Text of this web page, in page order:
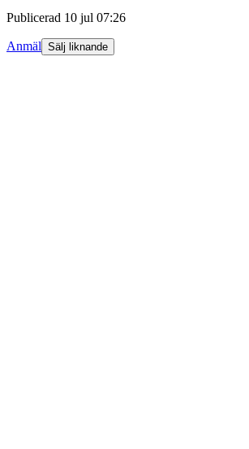
Publicerad 10 jul 07:26
Anmäl Sälj liknande